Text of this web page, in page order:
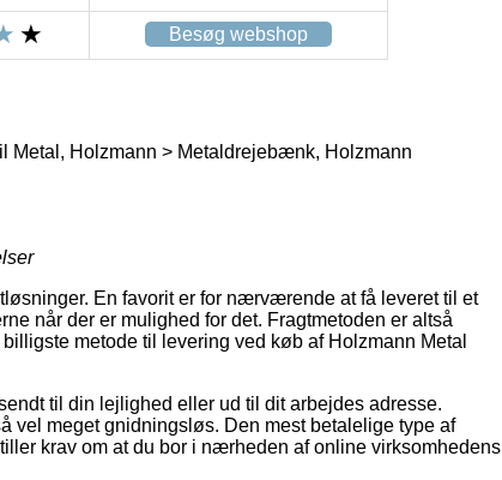
Besøg webshop
Metal, Holzmann > Metaldrejebænk, Holzmann
En favorit er for nærværende at få leveret til et
når der er mulighed for det. Fragtmetoden er altså
metode til levering ved køb af Holzmann Metal
til din lejlighed eller ud til dit arbejdes adresse.
vel meget gnidningsløs. Den mest betalelige type af
krav om at du bor i nærheden af online virksomhedens